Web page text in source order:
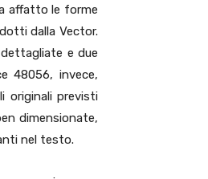
affatto le forme
dalla Vector.
e due
48056, invece,
originali previsti
dimensionate,
nel testo.